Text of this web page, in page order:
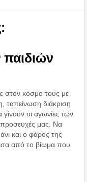
στον κόσμο τους με
ταπείνωση διάκριση
οι αγωνίες των
μας. Να
και ο φάρος της
από το βίωμα που